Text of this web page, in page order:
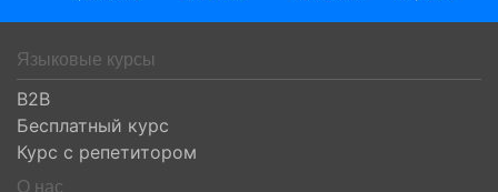
Языковые курсы
B2B
Бесплатный курс
Курс с репетитором
О нас